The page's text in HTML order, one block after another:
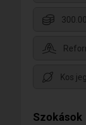
Kos
Szokások